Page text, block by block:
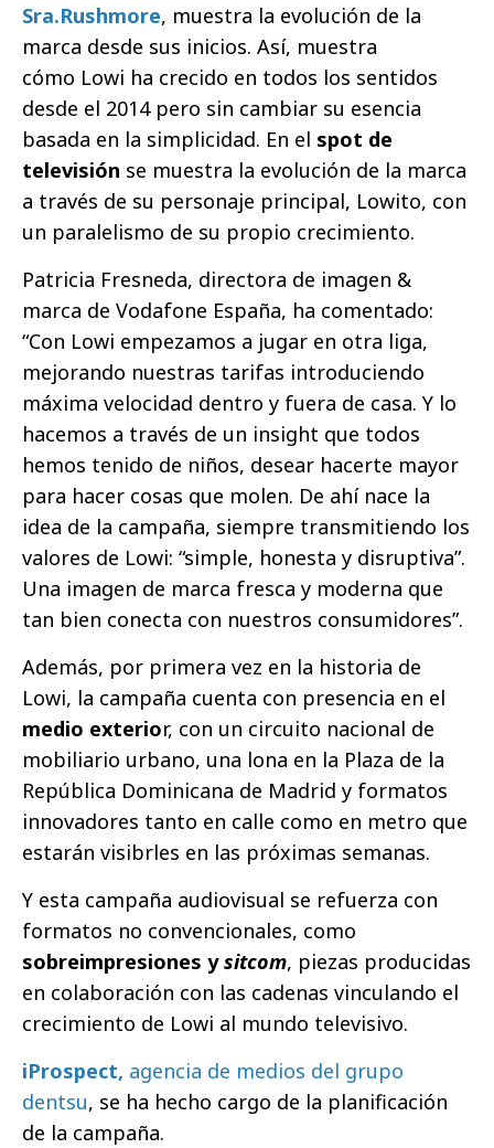
Sra.Rushmore, muestra la evolución de la
marca desde sus inicios. Así, muestra
cómo Lowi ha crecido en todos los sentidos
desde el 2014 pero sin cambiar su esencia
basada en la simplicidad. En el spot de
televisión se muestra la evolución de la marca
a través de su personaje principal, Lowito, con
un paralelismo de su propio crecimiento.
Patricia Fresneda, directora de imagen &
marca de Vodafone España, ha comentado:
“Con Lowi empezamos a jugar en otra liga,
mejorando nuestras tarifas introduciendo
máxima velocidad dentro y fuera de casa. Y lo
hacemos a través de un insight que todos
hemos tenido de niños, desear hacerte mayor
para hacer cosas que molen. De ahí nace la
idea de la campaña, siempre transmitiendo los
valores de Lowi: “simple, honesta y disruptiva”.
Una imagen de marca fresca y moderna que
tan bien conecta con nuestros consumidores”.
Además, por primera vez en la historia de
Lowi, la campaña cuenta con presencia en el
medio exterior, con un circuito nacional de
mobiliario urbano, una lona en la Plaza de la
República Dominicana de Madrid y formatos
innovadores tanto en calle como en metro que
estarán visibrles en las próximas semanas.
Y esta campaña audiovisual se refuerza con
formatos no convencionales, como
sobreimpresiones ysitcom, piezas producidas
en colaboración con las cadenas vinculando el
crecimiento de Lowi al mundo televisivo.
iProspect, agencia de medios del grupo
dentsu, se ha hecho cargo de la planificación
de la campaña.